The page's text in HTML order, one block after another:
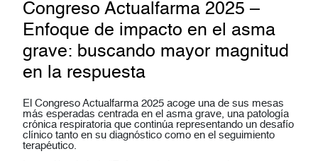
Congreso Actualfarma 2025 –
Enfoque de impacto en el asma
grave: buscando mayor magnitud
en la respuesta
El Congreso Actualfarma 2025 acoge una de sus mesas
más esperadas centrada en el asma grave, una patología
crónica respiratoria que continúa representando un desafío
clínico tanto en su diagnóstico como en el seguimiento
terapéutico.